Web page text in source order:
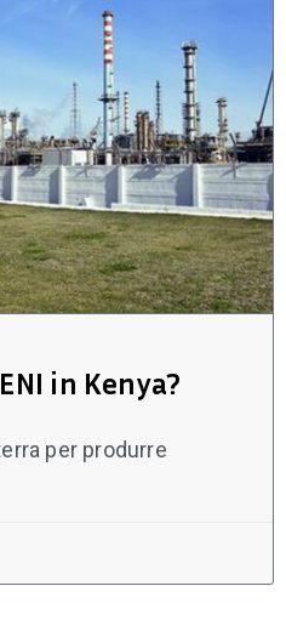
in Kenya?
per produrre